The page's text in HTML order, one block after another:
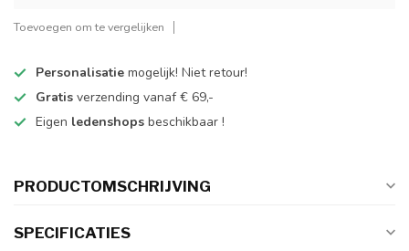
Toevoegen om te vergelijken
Personalisatie mogelijk! Niet retour!
Gratis verzending vanaf € 69,-
Eigen ledenshops beschikbaar !
PRODUCTOMSCHRIJVING
SPECIFICATIES